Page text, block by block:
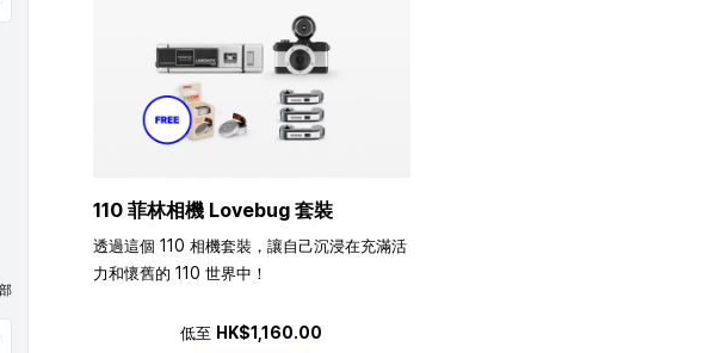
110 菲林相機 Lovebug 套裝
透過這個 110 相機套裝，讓自己沉浸在充滿活
力和懷舊的 110 世界中！
低至 HK$1,160.00